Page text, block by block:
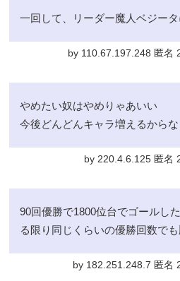
一回して、リーダー魔人ベジー
by 110.67.197.248 匿名
やめたい奴はやめりゃあいい
今後どんどんキャラ増えるからな
by 220.4.6.125 匿名
90回優勝で1800位台でゴールし
る限り同じくらいの優勝回数で
by 182.251.248.7 匿名